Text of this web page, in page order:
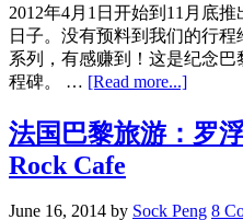
2012年4月1日开始到11月底
日子。没有预料到我们的行
系列，有感赚到！这是纪念
程碑。 … [Read more...]about
黎
迪
乐
法国巴黎旅游：罗
Rock Cafe
June 16, 2014 by Sock Peng 8